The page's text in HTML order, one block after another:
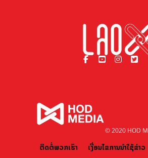
© 2020 HOD
ຕິດຕໍ່ພວກເຮົາ ເງື່ອນໄຂການນຳໃຊ້ຂ່າວ